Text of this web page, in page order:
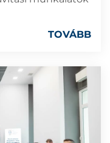
TOVÁBB